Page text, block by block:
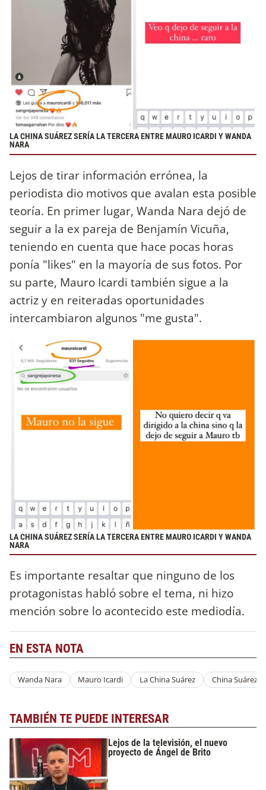
LA CHINA SUÁREZ SERÍA LA TERCERA ENTRE MAURO ICARDI Y WANDA
NARA
Lejos de tirar información errónea, la
periodista dio motivos que avalan esta posible
teoría. En primer lugar, Wanda Nara dejó de
seguir a la ex pareja de Benjamín Vicuña,
teniendo en cuenta que hace pocas horas
ponía "likes" en la mayoría de sus fotos. Por
su parte, Mauro Icardi también sigue a la
actriz y en reiteradas oportunidades
intercambiaron algunos "me gusta".
LA CHINA SUÁREZ SERÍA LA TERCERA ENTRE MAURO ICARDI Y WANDA
NARA
Es importante resaltar que ninguno de los
protagonistas habló sobre el tema, ni hizo
mención sobre lo acontecido este mediodía.
EN ESTA NOTA
Wanda Nara Mauro Icardi La China Suárez China Suárez
TAMBIÉN TE PUEDE INTERESAR
Lejos de la televisión, el nuevo
proyecto de Ángel de Brito